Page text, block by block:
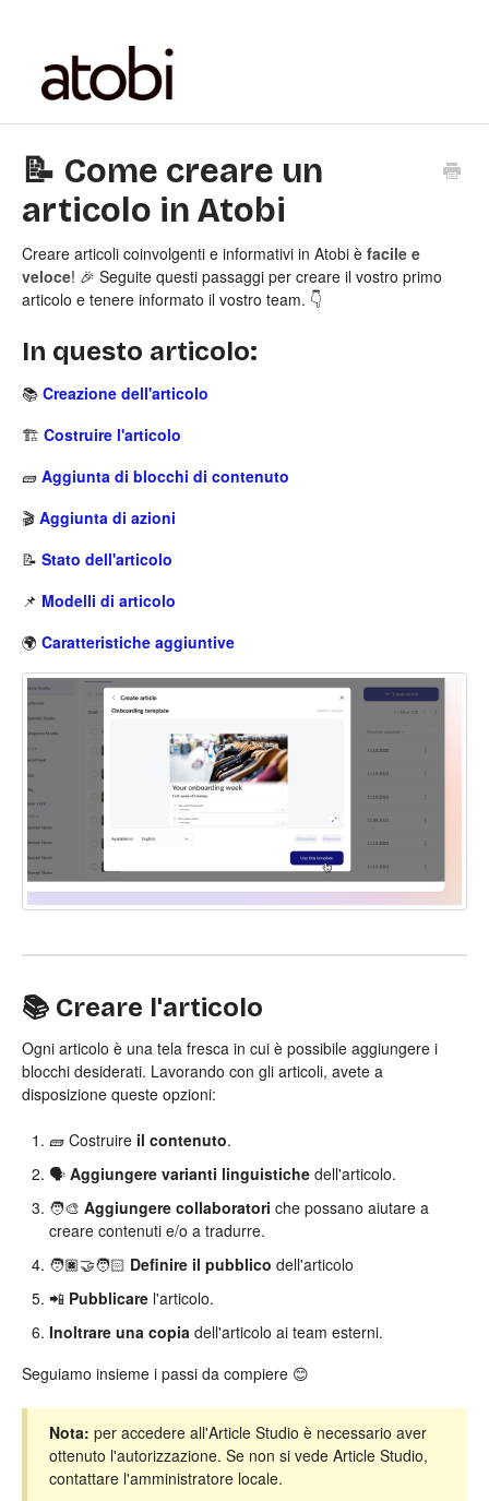
📝 Come creare un
articolo in Atobi
Creare articoli coinvolgenti e informativi in Atobi è facile e
veloce! 🎉 Seguite questi passaggi per creare il vostro primo
articolo e tenere informato il vostro team. 👇
In questo articolo:
📚 Creazione dell'articolo
🏗️ Costruire l'articolo
🧱 Aggiunta di blocchi di contenuto
🎬 Aggiunta di azioni
📝 Stato dell'articolo
📌 Modelli di articolo
🌍 Caratteristiche aggiuntive
📚 Creare l'articolo
Ogni articolo è una tela fresca in cui è possibile aggiungere i
blocchi desiderati. Lavorando con gli articoli, avete a
disposizione queste opzioni:
🧱 Costruire il contenuto.
🗣️ Aggiungere varianti linguistiche dell'articolo.
🧑‍🎨 Aggiungere collaboratori che possano aiutare a
creare contenuti e/o a tradurre.
🧑🏿‍🤝‍🧑🏻 Definire il pubblico dell'articolo
📲 Pubblicare l'articolo.
Inoltrare una copia dell'articolo ai team esterni.
Seguiamo insieme i passi da compiere 😊
Nota: per accedere all'Article Studio è necessario aver
ottenuto l'autorizzazione. Se non si vede Article Studio,
contattare l'amministratore locale.